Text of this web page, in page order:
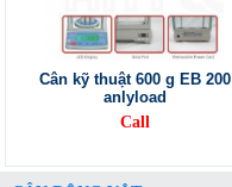
Cân kỹ thuật 600 g EB 200
anlyload
Call